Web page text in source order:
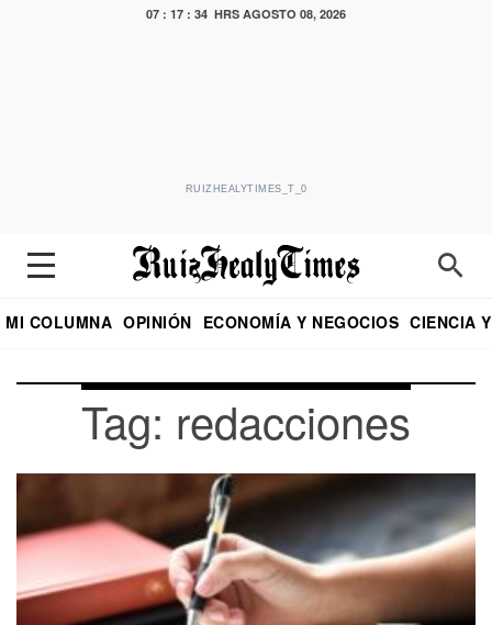
07 : 17 : 34 HRS AGOSTO 08, 2026
RUIZHEALYTIMES_T_0
MI COLUMNA OPINIÓN ECONOMÍA Y NEGOCIOS CIENCIA
Tag: redacciones